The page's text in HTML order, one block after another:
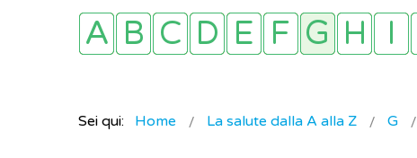
Sei qui: Home La salute dalla A alla Z G